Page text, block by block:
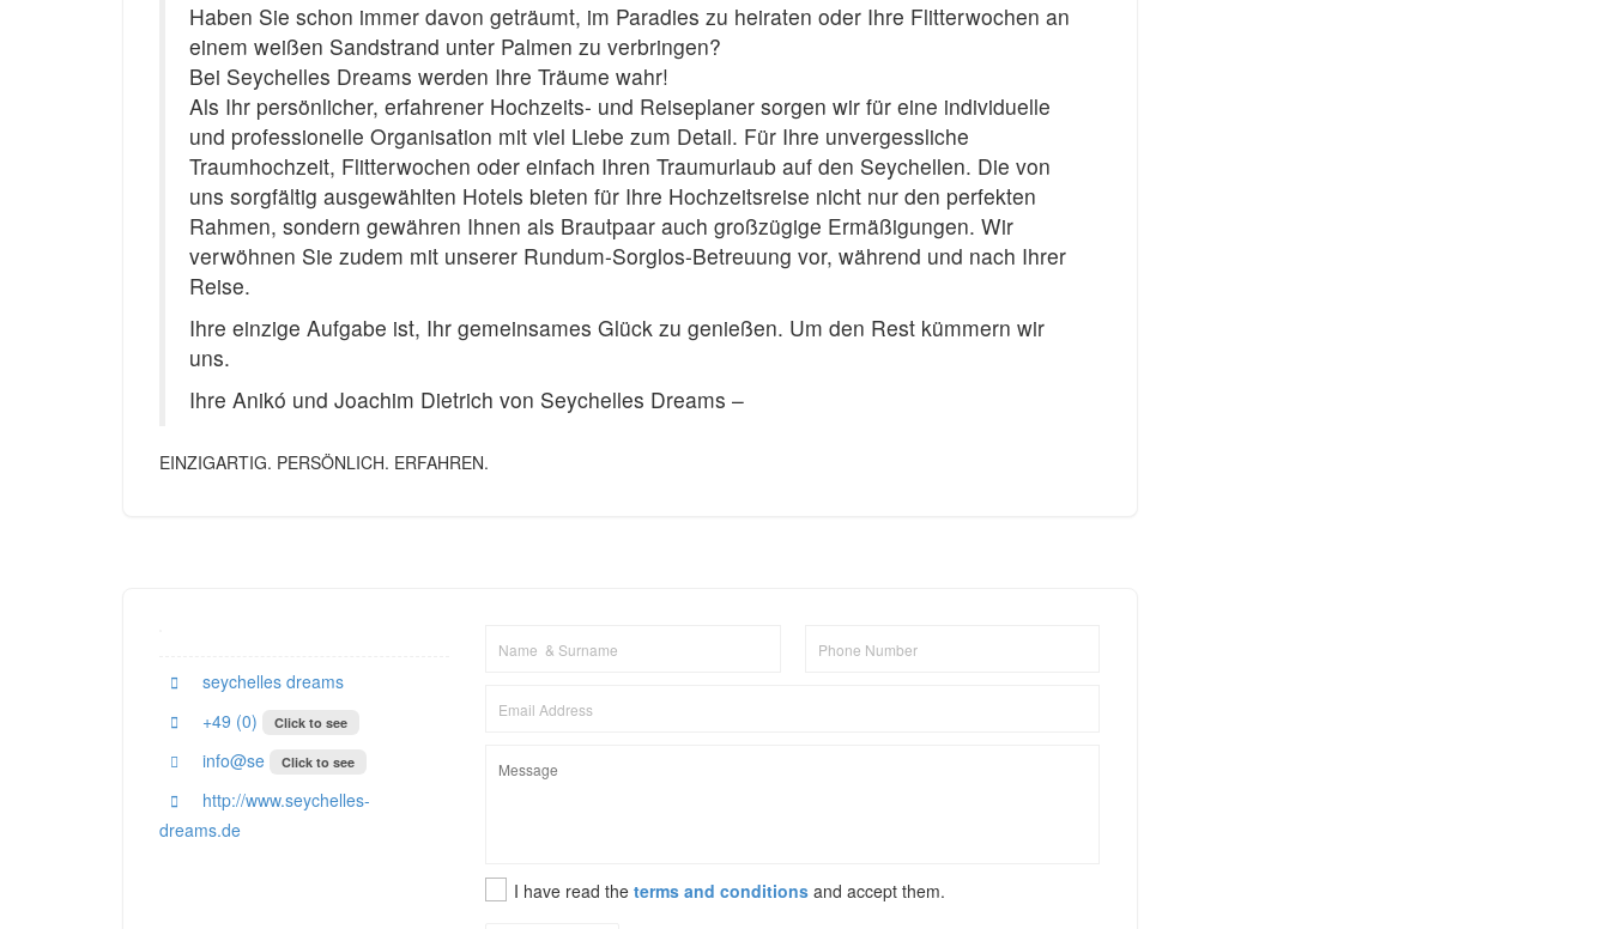
Haben Sie schon immer davon geträumt, im Paradies zu heiraten oder Ihre Flitterwochen an
einem weißen Sandstrand unter Palmen zu verbringen?
Bei Seychelles Dreams werden Ihre Träume wahr!
Als Ihr persönlicher, erfahrener Hochzeits- und Reiseplaner sorgen wir für eine individuelle
und professionelle Organisation mit viel Liebe zum Detail. Für Ihre unvergessliche
Traumhochzeit, Flitterwochen oder einfach Ihren Traumurlaub auf den Seychellen. Die von
uns sorgfältig ausgewählten Hotels bieten für Ihre Hochzeitsreise nicht nur den perfekten
Rahmen, sondern gewähren Ihnen als Brautpaar auch großzügige Ermäßigungen. Wir
verwöhnen Sie zudem mit unserer Rundum-Sorglos-Betreuung vor, während und nach Ihrer
Reise.
Ihre einzige Aufgabe ist, Ihr gemeinsames Glück zu genießen. Um den Rest kümmern wir
uns.
Ihre Anikó und Joachim Dietrich von Seychelles Dreams –
EINZIGARTIG. PERSÖNLICH. ERFAHREN.
seychelles dreams
+49 (0)
Click to see
info@se Click to see
http://www.seychelles-
dreams.de
I have read the terms and conditions and accept them.